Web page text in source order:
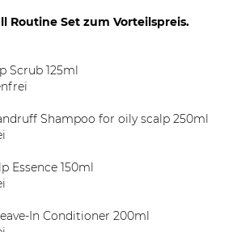
Routine Set zum Vorteilspreis.
Scrub 125ml
Shampoo for oily scalp 250ml
Essence 150ml
In Conditioner 200ml